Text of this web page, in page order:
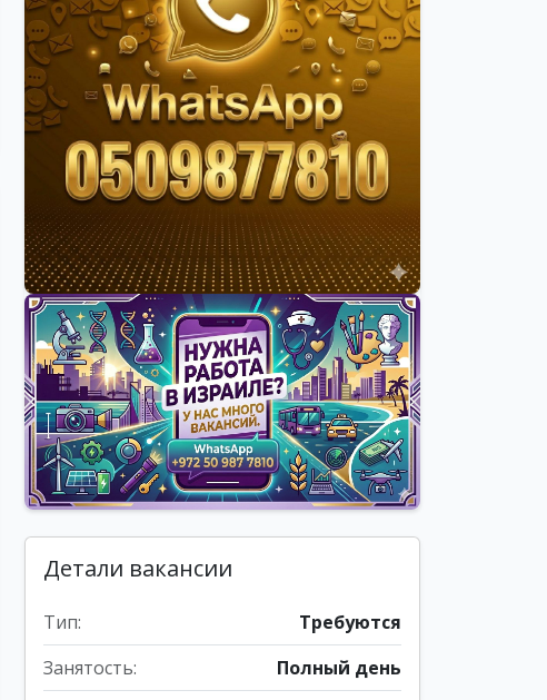
Детали вакансии
Тип:
Требуются
Занятость:
Полный день